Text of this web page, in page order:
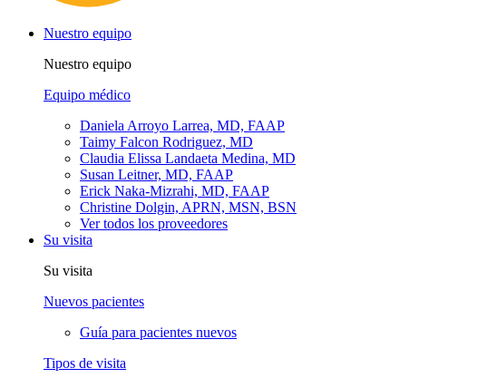
Nuestro equipo
Nuestro equipo
Equipo médico
Daniela Arroyo Larrea, MD, FAAP
Taimy Falcon Rodriguez, MD
Claudia Elissa Landaeta Medina, MD
Susan Leitner, MD, FAAP
Erick Naka-Mizrahi, MD, FAAP
Christine Dolgin, APRN, MSN, BSN
Ver todos los proveedores
Su visita
Su visita
Nuevos pacientes
Guía para pacientes nuevos
Tipos de visita